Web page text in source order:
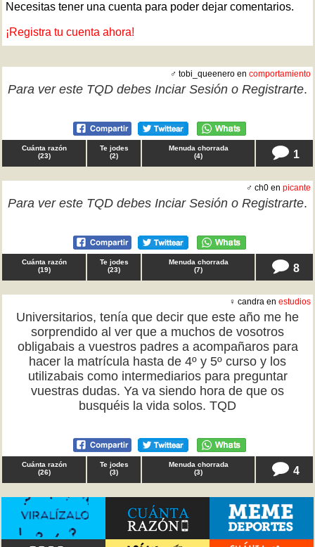
Necesitas tener una cuenta para poder dejar comentarios.
¡Registra tu cuenta ahora!
♂ tobi_queenero en comportamiento
Para ver este TQD debes Inciar Sesión o Registrarte.
Cuánta razón
(23)
Te jodes
(2)
Menuda chorrada
(4) 1
♂ ch0 en picante
Para ver este TQD debes Inciar Sesión o Registrarte.
Cuánta razón
(19)
Te jodes
(23)
Menuda chorrada
(7) 8
♀ candra en estudios
Universitarios, tenía que decir que este año me he
sorprendido al ver que a muchos de vosotros
obligabais a vuestros padres a acompañaros para
hacer la matrícula hasta de 4º y 5º curso y los
utilizabais como intermediarios para preguntar
vuestras dudas. Ya va siendo hora de que os
busquéis la vida solos. TQD
Cuánta razón
(26)
Te jodes
(3)
Menuda chorrada
(3) 4